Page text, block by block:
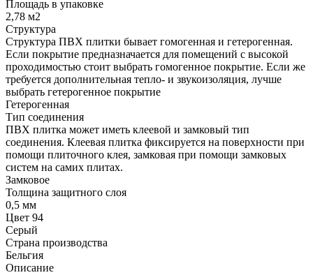
Площадь в упаковке
2,78 м2
Структура
Структура ПВХ плитки бывает гомогенная и гетерогенная.
Если покрытие предназначается для помещений с высокой
проходимостью стоит выбрать гомогенное покрытие. Если же
требуется дополнительная тепло- и звукоизоляция, лучше
выбрать гетерогенное покрытие
Гетерогенная
Тип соединения
ПВХ плитка может иметь клеевой и замковый тип
соединения. Клеевая плитка фиксируется на поверхности при
помощи плиточного клея, замковая при помощи замковых
систем на самих плитах.
Замковое
Толщина защитного слоя
0,5 мм
Цвет 94
Серый
Страна производства
Бельгия
Описание